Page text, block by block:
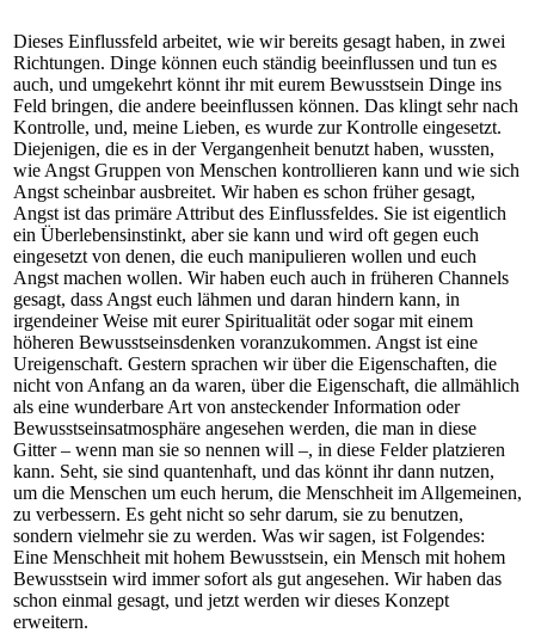
Dieses Einflussfeld arbeitet, wie wir bereits gesagt haben, in zwei
Richtungen. Dinge können euch ständig beeinflussen und tun es
auch, und umgekehrt könnt ihr mit eurem Bewusstsein Dinge ins
Feld bringen, die andere beeinflussen können. Das klingt sehr nach
Kontrolle, und, meine Lieben, es wurde zur Kontrolle eingesetzt.
Diejenigen, die es in der Vergangenheit benutzt haben, wussten,
wie Angst Gruppen von Menschen kontrollieren kann und wie sich
Angst scheinbar ausbreitet. Wir haben es schon früher gesagt,
Angst ist das primäre Attribut des Einflussfeldes. Sie ist eigentlich
ein Überlebensinstinkt, aber sie kann und wird oft gegen euch
eingesetzt von denen, die euch manipulieren wollen und euch
Angst machen wollen. Wir haben euch auch in früheren Channels
gesagt, dass Angst euch lähmen und daran hindern kann, in
irgendeiner Weise mit eurer Spiritualität oder sogar mit einem
höheren Bewusstseinsdenken voranzukommen. Angst ist eine
Ureigenschaft. Gestern sprachen wir über die Eigenschaften, die
nicht von Anfang an da waren, über die Eigenschaft, die allmählich
als eine wunderbare Art von ansteckender Information oder
Bewusstseinsatmosphäre angesehen werden, die man in diese
Gitter – wenn man sie so nennen will –, in diese Felder platzieren
kann. Seht, sie sind quantenhaft, und das könnt ihr dann nutzen,
um die Menschen um euch herum, die Menschheit im Allgemeinen,
zu verbessern. Es geht nicht so sehr darum, sie zu benutzen,
sondern vielmehr sie zu werden. Was wir sagen, ist Folgendes:
Eine Menschheit mit hohem Bewusstsein, ein Mensch mit hohem
Bewusstsein wird immer sofort als gut angesehen. Wir haben das
schon einmal gesagt, und jetzt werden wir dieses Konzept
erweitern.